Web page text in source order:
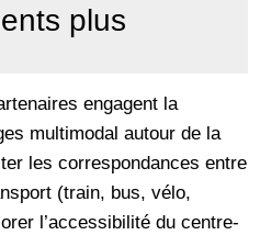
plus
engagent la
multimodal autour de la
les correspondances entre
(train, bus, vélo,
l’accessibilité du centre-